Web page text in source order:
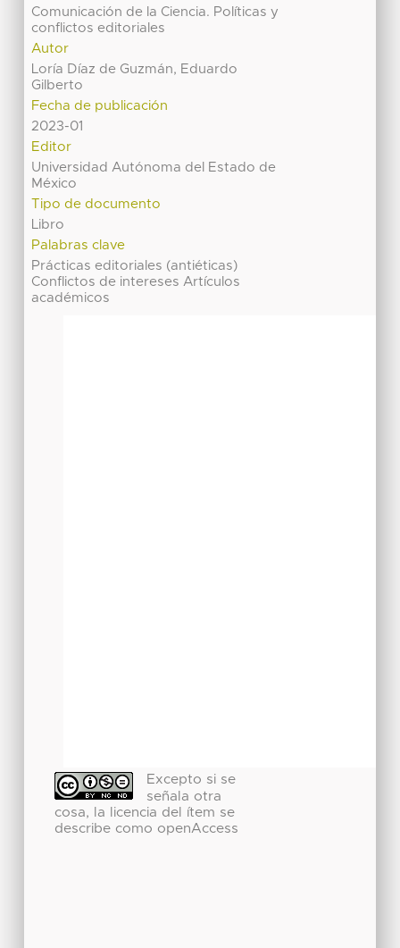
Comunicación de la Ciencia. Políticas y
conflictos editoriales
Autor
Loría Díaz de Guzmán, Eduardo
Gilberto
Fecha de publicación
2023-01
Editor
Universidad Autónoma del Estado de
México
Tipo de documento
Libro
Palabras clave
Prácticas editoriales (antiéticas)
Conflictos de intereses Artículos
académicos
Excepto si se
señala otra
cosa, la licencia del ítem se
describe como openAccess